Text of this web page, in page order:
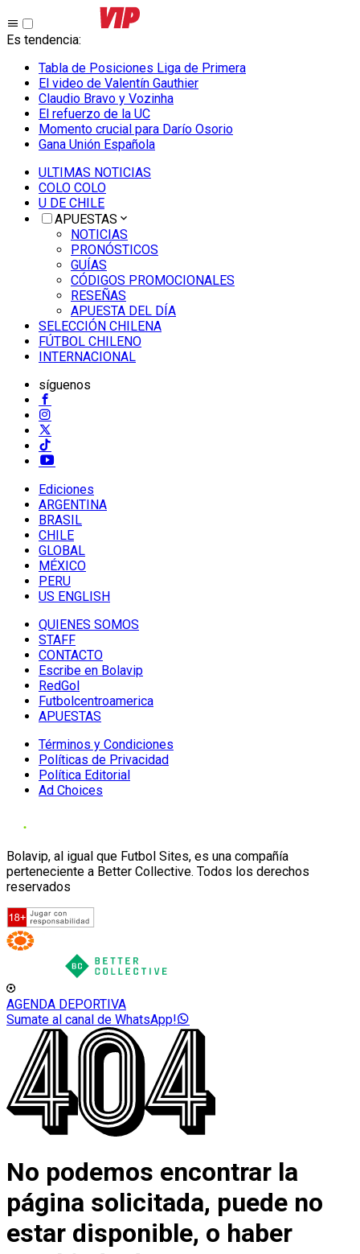
Es tendencia:
Tabla de Posiciones Liga de Primera
El video de Valentín Gauthier
Claudio Bravo y Vozinha
El refuerzo de la UC
Momento crucial para Darío Osorio
Gana Unión Española
ULTIMAS NOTICIAS
COLO COLO
U DE CHILE
APUESTAS
NOTICIAS
PRONÓSTICOS
GUÍAS
CÓDIGOS PROMOCIONALES
RESEÑAS
APUESTA DEL DÍA
SELECCIÓN CHILENA
FÚTBOL CHILENO
INTERNACIONAL
síguenos
Ediciones
ARGENTINA
BRASIL
CHILE
GLOBAL
MÉXICO
PERU
US ENGLISH
QUIENES SOMOS
STAFF
CONTACTO
Escribe en Bolavip
RedGol
Futbolcentroamerica
APUESTAS
Términos y Condiciones
Políticas de Privacidad
Política Editorial
Ad Choices
Bolavip, al igual que Futbol Sites, es una compañía
perteneciente a Better Collective. Todos los derechos
reservados
AGENDA DEPORTIVA
Sumate al canal de WhatsApp!
No podemos encontrar la
página solicitada, puede no
estar disponible, o haber